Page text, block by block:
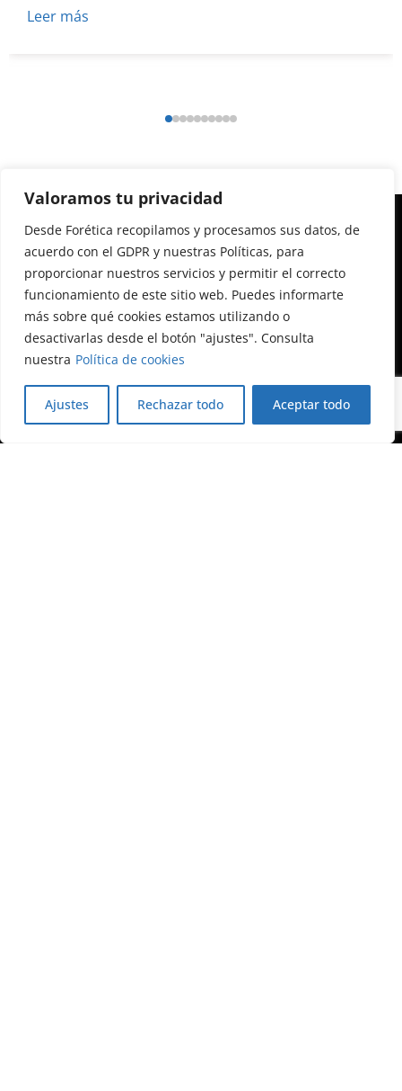
Valoramos tu privacidad
Desde Forética recopilamos y procesamos sus datos, de
acuerdo con el GDPR y nuestras Políticas, para
proporcionar nuestros servicios y permitir el correcto
funcionamiento de este sitio web. Puedes informarte
más sobre qué cookies estamos utilizando o
desactivarlas desde el botón "ajustes". Consulta
nuestra Política de cookies
Ajustes Rechazar todo Aceptar todo
Leer más
Calle Almagro, 12, 3ª planta
28010 Madrid
+34 91 522 79 46
foretica@foretica.es